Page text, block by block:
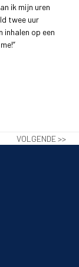
ik mijn uren
twee uur
inhalen op een
VOLGENDE >>